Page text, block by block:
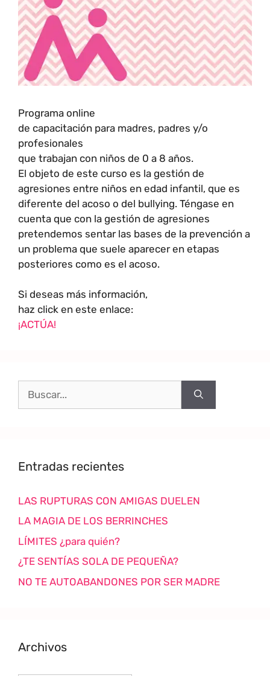
Programa online
de capacitación para madres, padres y/o
profesionales
que trabajan con niños de 0 a 8 años.
El objeto de este curso es la gestión de
agresiones entre niños en edad infantil, que es
diferente del acoso o del bullying. Téngase en
cuenta que con la gestión de agresiones
pretendemos sentar las bases de la prevención a
un problema que suele aparecer en etapas
posteriores como es el acoso.
Si deseas más información,
haz click en este enlace:
¡ACTÚA!
Entradas recientes
LAS RUPTURAS CON AMIGAS DUELEN
LA MAGIA DE LOS BERRINCHES
LÍMITES ¿para quién?
¿TE SENTÍAS SOLA DE PEQUEÑA?
NO TE AUTOABANDONES POR SER MADRE
Archivos